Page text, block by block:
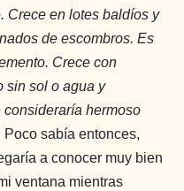
Crece en lotes baldíos y
de escombros. Es
Crece con
sin sol o agua y
hermoso
Poco sabía entonces,
a conocer muy bien
ventana mientras